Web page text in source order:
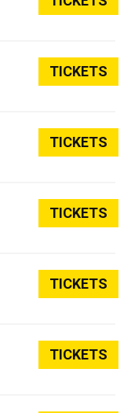
TICKETS
TICKETS
TICKETS
TICKETS
TICKETS